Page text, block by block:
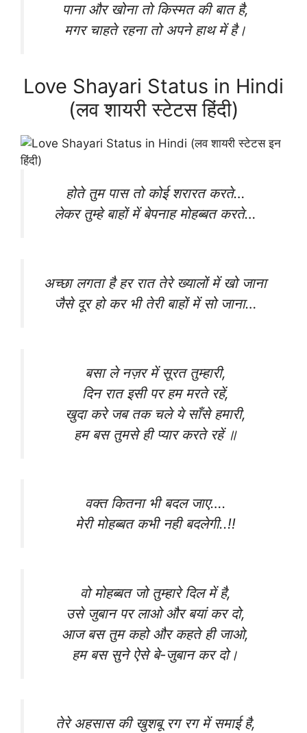
पाना और खोना तो किस्मत की बात है,
मगर चाहते रहना तो अपने हाथ में है।
Love Shayari Status in Hindi
(लव शायरी स्टेटस हिंदी)
होते तुम पास तो कोई शरारत करते…
लेकर तुम्हे बाहों में बेपनाह मोहब्बत करते…
अच्छा लगता है हर रात तेरे ख्यालों में खो जाना
जैसे दूर हो कर भी तेरी बाहों में सो जाना…
बसा ले नज़र में सूरत तुम्हारी,
दिन रात इसी पर हम मरते रहें,
खुदा करे जब तक चले ये साँसे हमारी,
हम बस तुमसे ही प्यार करते रहें ॥
वक्त कितना भी बदल जाए….
मेरी मोहब्बत कभी नही बदलेगी..!!
वो मोहब्बत जो तुम्हारे दिल में है,
उसे जुबान पर लाओ और बयां कर दो,
आज बस तुम कहो और कहते ही जाओ,
हम बस सुने ऐसे बे-जुबान कर दो।
तेरे अहसास की खुशबू रग रग में समाई है,